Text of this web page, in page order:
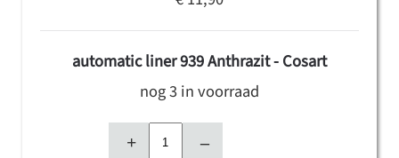
automatic liner 939 Anthrazit - Cosart
nog 3 in voorraad
+ –